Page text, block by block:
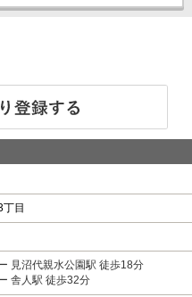
目
見沼代親水公園駅 徒歩18分
舎人駅 徒歩32分